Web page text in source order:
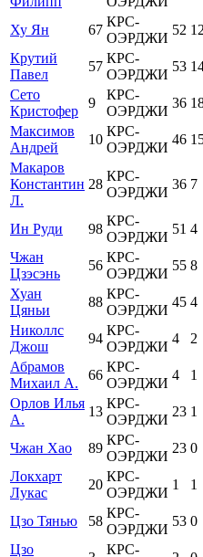
Ху Ян 67
КРС-
ОЭРДЖИ
52 12
Крутий
Павел
57
КРС-
ОЭРДЖИ
53
Сето
Кристофер
9
КРС-
ОЭРДЖИ
36
Максимов
Андрей
10
КРС-
ОЭРДЖИ
46
Макаров
Константин
Л.
28
КРС-
ОЭРДЖИ
36 7
Ин Руди 98
КРС-
ОЭРДЖИ
51 4
Чжан
Цзэсэнь
56
КРС-
ОЭРДЖИ
55 8
Хуан
Цяньи
88
КРС-
ОЭРДЖИ
45 4
Николлс
Джош
94
КРС-
ОЭРДЖИ
4 2
Абрамов
Михаил А.
66
КРС-
ОЭРДЖИ
4 1
Орлов Илья
А.
13
КРС-
ОЭРДЖИ
23 1
Чжан Хао 89
КРС-
ОЭРДЖИ
23 0
Локхарт
Лукас
20
КРС-
ОЭРДЖИ
1 1
Цзо Тянью 58
КРС-
ОЭРДЖИ
53 0
Цзо
КРС-